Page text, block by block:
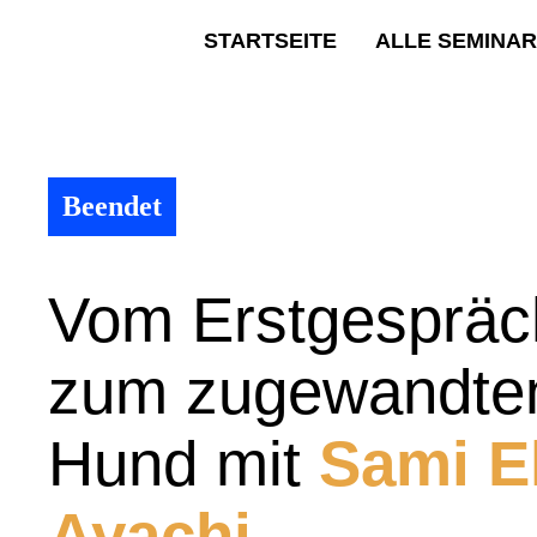
STARTSEITE ALLE
Beendet
Vom
zum
Hund mit Sami